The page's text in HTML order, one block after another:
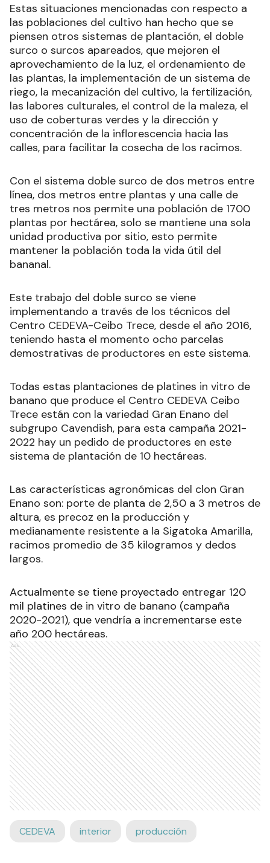
Estas situaciones mencionadas con respecto a
las poblaciones del cultivo han hecho que se
piensen otros sistemas de plantación, el doble
surco o surcos apareados, que mejoren el
aprovechamiento de la luz, el ordenamiento de
las plantas, la implementación de un sistema de
riego, la mecanización del cultivo, la fertilización,
las labores culturales, el control de la maleza, el
uso de coberturas verdes y la dirección y
concentración de la inflorescencia hacia las
calles, para facilitar la cosecha de los racimos.
Con el sistema doble surco de dos metros entre
línea, dos metros entre plantas y una calle de
tres metros nos permite una población de 1700
plantas por hectárea, solo se mantiene una sola
unidad productiva por sitio, esto permite
mantener la población toda la vida útil del
bananal.
Este trabajo del doble surco se viene
implementando a través de los técnicos del
Centro CEDEVA-Ceibo Trece, desde el año 2016,
teniendo hasta el momento ocho parcelas
demostrativas de productores en este sistema.
Todas estas plantaciones de platines in vitro de
banano que produce el Centro CEDEVA Ceibo
Trece están con la variedad Gran Enano del
subgrupo Cavendish, para esta campaña 2021-
2022 hay un pedido de productores en este
sistema de plantación de 10 hectáreas.
Las características agronómicas del clon Gran
Enano son: porte de planta de 2,50 a 3 metros de
altura, es precoz en la producción y
medianamente resistente a la Sigatoka Amarilla,
racimos promedio de 35 kilogramos y dedos
largos.
Actualmente se tiene proyectado entregar 120
mil platines de in vitro de banano (campaña
2020-2021), que vendría a incrementarse este
año 200 hectáreas.
Ads
CEDEVA interior producción